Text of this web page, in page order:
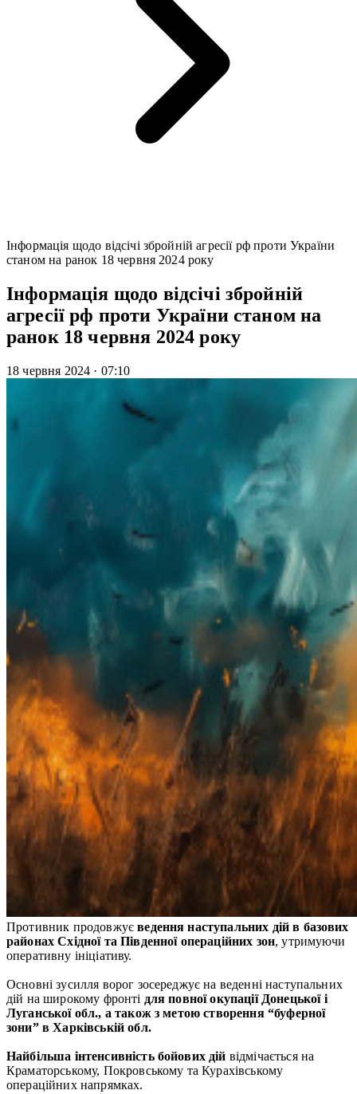
Інформація щодо відсічі збройній агресії рф проти України
станом на ранок 18 червня 2024 року
Інформація щодо відсічі збройній
агресії рф проти України станом на
ранок 18 червня 2024 року
18 червня 2024 · 07:10
Противник продовжуєведення наступальних дій в базових
районах Східної таПівденної операційних зон, утримуючи
оперативну ініціативу.
Основні зусилля ворог зосереджує на веденні наступальних
дій на широкому фронті для повної окупації Донецької і
Луганської обл., а також з метою створення “буферної
зони” в Харківськійобл.
Найбільша інтенсивність бойових дій відмічається на
Краматорському, Покровському та Курахівському
операційних напрямках.